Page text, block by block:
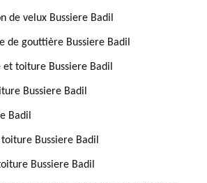
de velux Bussiere Badil
de gouttière Bussiere Badil
toiture Bussiere Badil
Bussiere Badil
Badil
Bussiere Badil
Bussiere Badil